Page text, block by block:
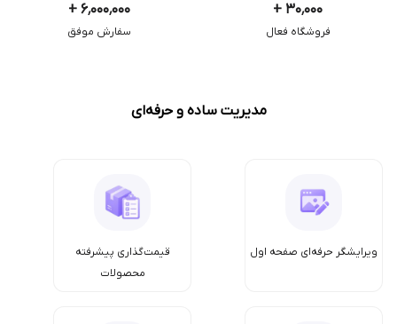
۳۰٬۰۰۰ +
فروشگاه فعال
۶٬۰۰۰٬۰۰۰ +
سفارش موفق
مدیریت ساده و حرفه‌ای
ویرایشگر حرفه‌ای صفحه اول
قیمت‌گذاری پیشرفته
محصولات